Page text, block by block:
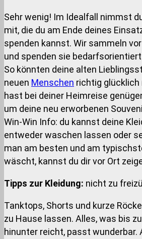
Sehr wenig! Im Idealfall nimmst
mit, die du am Ende deines
spenden kannst. Wir sammeln
und spenden sie
So könnten deine alten
neuen Menschen richtig glücklich
hast bei deiner Heimreise
um deine neu erworbenen
Win-Win Info: du kannst deine
entweder waschen lassen oder
man am besten und am
wäscht, kannst du dir vor Ort
Tipps zur Kleidung: nicht zu
Tanktops, Shorts und kurze
zu Hause lassen. Alles, was bis
hinunter reicht, passt wunderbar.